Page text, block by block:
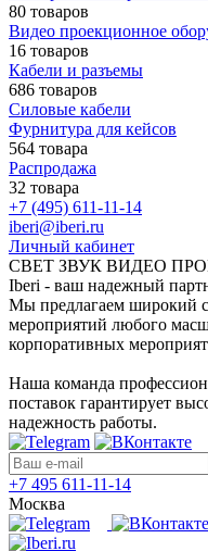
80 товаров
Видео проекционное
16 товаров
Кабели и разъемы
686 товаров
Силовые кабели
Фурнитура для кейсов
564 товара
Распродажа
32 товара
+7 (495) 611-11-14
iberi@iberi.ru
Личный кабинет
СВЕТ ЗВУК ВИДЕО
Iberi - ваш надежный
Мы предлагаем широкий
мероприятий любого
корпоративных
Наша команда
поставок гарантирует
надежность работы.
+7 495 611-11-14
Москва